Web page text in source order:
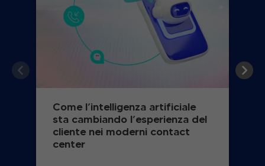
Come l’intelligenza artificiale
sta cambiando l’esperienza del
cliente nei moderni contact
center